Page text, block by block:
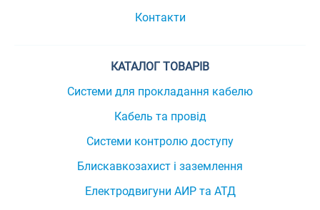
Контакти
КАТАЛОГ ТОВАРІВ
Системи для прокладання кабелю
Кабель та провід
Системи контролю доступу
Блискавкозахист і заземлення
Електродвигуни АИР та АТД